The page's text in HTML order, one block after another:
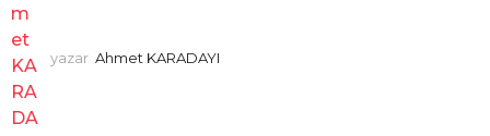
yazar Ahmet KARADAYI